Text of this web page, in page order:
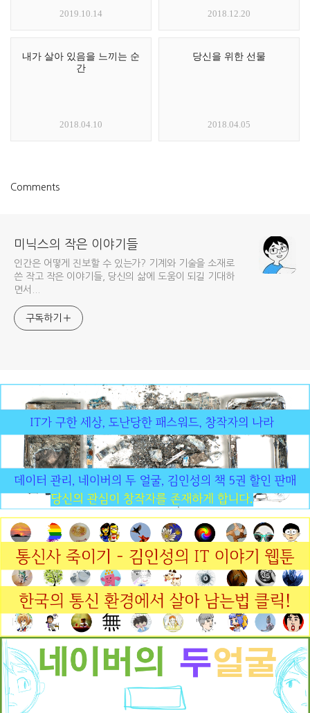
2019.10.14 2018.12.20
내가 살아 있음을 느끼는 순
간
2018.04.10
당신을 위한 선물
2018.04.05
Comments
미닉스의 작은 이야기들
인간은 어떻게 진보할 수 있는가? 기계와 기술을 소재로
쓴 작고 작은 이야기들, 당신의 삶에 도움이 되길 기대하
면서...
구독하기